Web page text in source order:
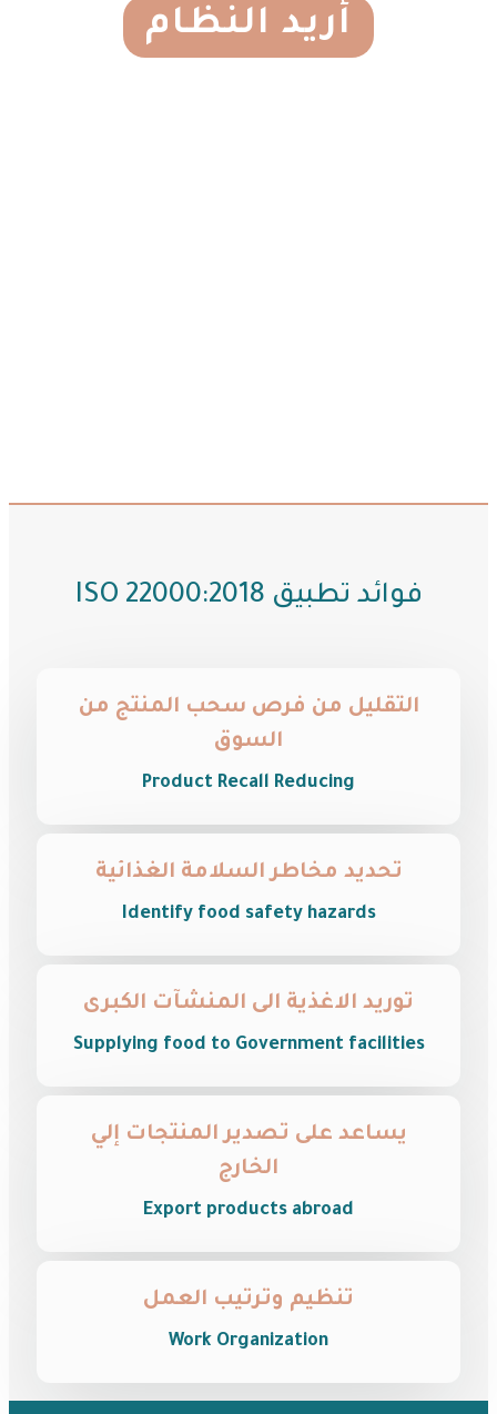
أريد النظام
فوائد تطبيق ISO 22000:2018
التقليل من فرص سحب المنتج من
السوق
Product Recall Reducing
تحديد مخاطر السلامة الغذائية
Identify food safety hazards
توريد الاغذية الى المنشآت الكبرى
Supplying food to Government facilities
يساعد على تصدير المنتجات إلي
الخارج
Export products abroad
تنظيم وترتيب العمل
Work Organization